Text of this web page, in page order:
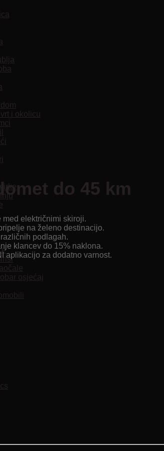
i okolicu
osjećaj
do 45 km
električnimi skiroji.
na želeno destinacijo.
podlagah.
klancev do 15% naklona.
aplikacijo za dodatno varnost.